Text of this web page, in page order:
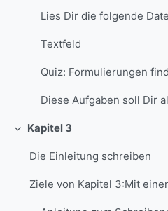
Textfeld
Quiz: Formulierungen
Collapse
Kapitel 3
Die Einleitung schreiben